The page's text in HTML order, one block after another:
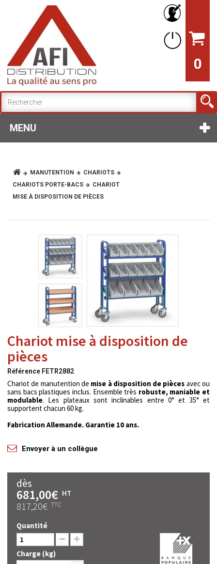
0
MENU
MANUTENTION
CHARIOTS
CHARIOTS PORTE-BACS
CHARIOT
MISE À DISPOSITION DE PIÈCES
Chariot mise à disposition de
pièces
Référence FETR2882
Chariot de manutention de mise à disposition de pièces avec ou
sans bacs plastiques inclus. Ensemble très robuste, maniable et
modulable. Les plateaux sont inclinables entre 0° et 35° et
supportent chacun 60 kg.
Fabrication Allemande. Garantie 10 ans.
Envoyer à un collègue
dès
681,00€ HT
817,20€ TTC
Quantité
Charge (kg)